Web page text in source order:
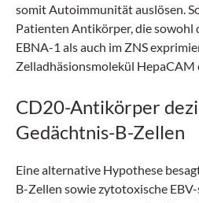
somit Auto­immunität auslösen.
Patienten Antikörper, die sowohl
EBNA-1 als auch im ZNS
Zelladhäsionsmolekül HepaCAM
CD20-Antikörper
Gedächtnis-B-Zellen
Eine alternative Hypothese
B-Zellen sowie zytotoxische